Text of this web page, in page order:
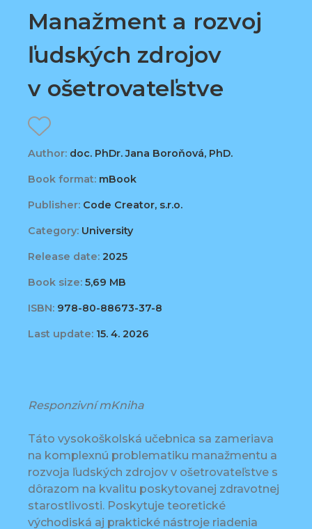
Manažment a rozvoj
ľudských zdrojov
v ošetrovateľstve
Author: doc. PhDr. Jana Boroňová, PhD.
Book format: mBook
Publisher: Code Creator, s.r.o.
Category: University
Release date: 2025
Book size: 5,69 MB
ISBN: 978-80-88673-37-8
Last update: 15. 4. 2026
Responzivní mKniha
Táto vysokoškolská učebnica sa zameriava
na komplexnú problematiku manažmentu a
rozvoja ľudských zdrojov v ošetrovateľstve s
dôrazom na kvalitu poskytovanej zdravotnej
starostlivosti. Poskytuje teoretické
východiská aj praktické nástroje riadenia